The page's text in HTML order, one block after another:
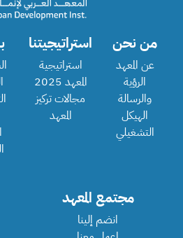
من نحن
عن المعهد
الرؤية
والرسالة
الهيكل
التشغيلي
استراتيجيتنا
استراتيجية
المعهد 2025
مجالات تركيز
المعهد
مجتمع المعهد
انضم إلينا